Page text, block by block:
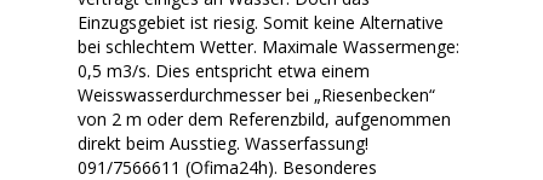
Einzugsgebiet ist riesig. Somit keine Alternative
bei schlechtem Wetter. Maximale Wassermenge:
0,5 m3/s. Dies entspricht etwa einem
Weisswasserdurchmesser bei „Riesenbecken“
von 2 m oder dem Referenzbild, aufgenommen
direkt beim Ausstieg. Wasserfassung!
091/7566611 (Ofima24h). Besonderes